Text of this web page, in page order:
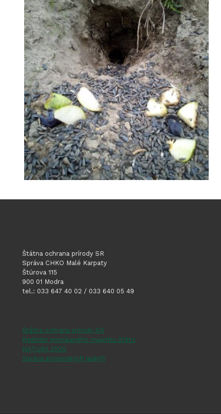
Štátna ochrana prírody SR
Správa CHKO Malé Karpaty
Štúrova 115
900 01 Modra
tel.: 033 647 40 02 / 033 640 05 49
Štátna ochrana prírody SR
Register ponúkaného majetku štátu
NATURA 2000
Správa slovenských jaskýň